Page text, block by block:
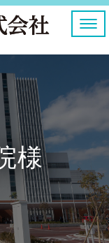
ナ
ゲ
シ
ョ
切
替
様